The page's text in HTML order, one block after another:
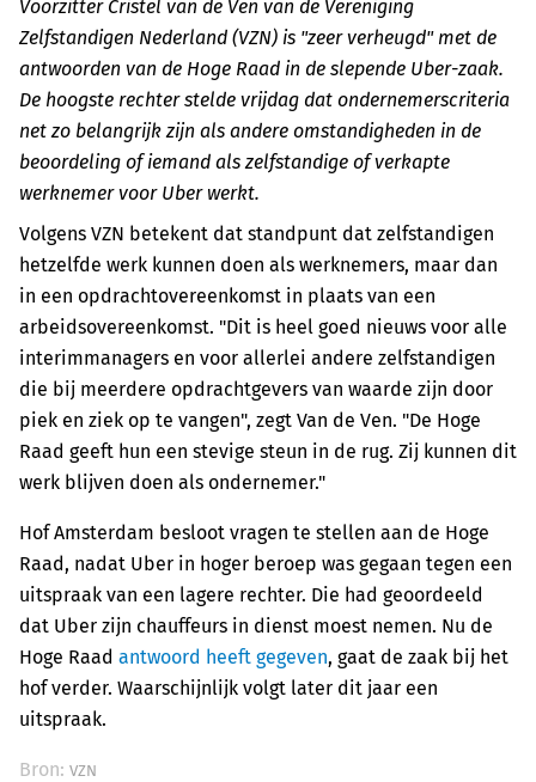
Voorzitter Cristel van de Ven van de Vereniging
Zelfstandigen Nederland (VZN) is "zeer verheugd" met de
antwoorden van de Hoge Raad in de slepende Uber-zaak.
De hoogste rechter stelde vrijdag dat ondernemerscriteria
net zo belangrijk zijn als andere omstandigheden in de
beoordeling of iemand als zelfstandige of verkapte
werknemer voor Uber werkt.
Volgens VZN betekent dat standpunt dat zelfstandigen
hetzelfde werk kunnen doen als werknemers, maar dan
in een opdrachtovereenkomst in plaats van een
arbeidsovereenkomst. "Dit is heel goed nieuws voor alle
interimmanagers en voor allerlei andere zelfstandigen
die bij meerdere opdrachtgevers van waarde zijn door
piek en ziek op te vangen", zegt Van de Ven. "De Hoge
Raad geeft hun een stevige steun in de rug. Zij kunnen dit
werk blijven doen als ondernemer."
Hof Amsterdam besloot vragen te stellen aan de Hoge
Raad, nadat Uber in hoger beroep was gegaan tegen een
uitspraak van een lagere rechter. Die had geoordeeld
dat Uber zijn chauffeurs in dienst moest nemen. Nu de
Hoge Raad antwoord heeft gegeven, gaat de zaak bij het
hof verder. Waarschijnlijk volgt later dit jaar een
uitspraak.
Bron: VZN